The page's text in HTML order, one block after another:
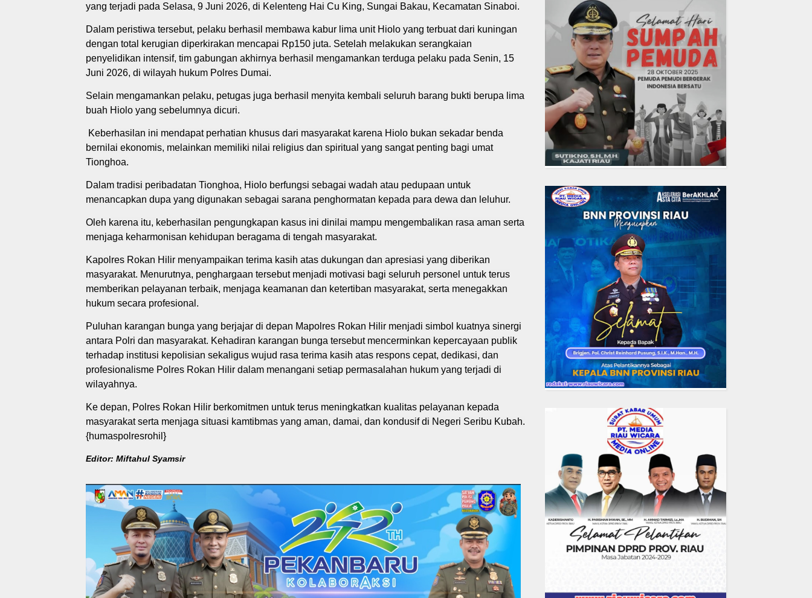
yang terjadi pada Selasa, 9 Juni 2026, di Kelenteng Hai Cu King, Sungai Bakau, Kecamatan Sinaboi.
Dalam peristiwa tersebut, pelaku berhasil membawa kabur lima unit Hiolo yang terbuat dari kuningan
dengan total kerugian diperkirakan mencapai Rp150 juta. Setelah melakukan serangkaian
penyelidikan intensif, tim gabungan akhirnya berhasil mengamankan terduga pelaku pada Senin, 15
Juni 2026, di wilayah hukum Polres Dumai.
Selain mengamankan pelaku, petugas juga berhasil menyita kembali seluruh barang bukti berupa lima
buah Hiolo yang sebelumnya dicuri.
Keberhasilan ini mendapat perhatian khusus dari masyarakat karena Hiolo bukan sekadar benda
bernilai ekonomis, melainkan memiliki nilai religius dan spiritual yang sangat penting bagi umat
Tionghoa.
Dalam tradisi peribadatan Tionghoa, Hiolo berfungsi sebagai wadah atau pedupaan untuk
menancapkan dupa yang digunakan sebagai sarana penghormatan kepada para dewa dan leluhur.
Oleh karena itu, keberhasilan pengungkapan kasus ini dinilai mampu mengembalikan rasa aman serta
menjaga keharmonisan kehidupan beragama di tengah masyarakat.
Kapolres Rokan Hilir menyampaikan terima kasih atas dukungan dan apresiasi yang diberikan
masyarakat. Menurutnya, penghargaan tersebut menjadi motivasi bagi seluruh personel untuk terus
memberikan pelayanan terbaik, menjaga keamanan dan ketertiban masyarakat, serta menegakkan
hukum secara profesional.
Puluhan karangan bunga yang berjajar di depan Mapolres Rokan Hilir menjadi simbol kuatnya sinergi
antara Polri dan masyarakat. Kehadiran karangan bunga tersebut mencerminkan kepercayaan publik
terhadap institusi kepolisian sekaligus wujud rasa terima kasih atas respons cepat, dedikasi, dan
profesionalisme Polres Rokan Hilir dalam menangani setiap permasalahan hukum yang terjadi di
wilayahnya.
Ke depan, Polres Rokan Hilir berkomitmen untuk terus meningkatkan kualitas pelayanan kepada
masyarakat serta menjaga situasi kamtibmas yang aman, damai, dan kondusif di Negeri Seribu Kubah.
{humaspolresrohil}
Editor: Miftahul Syamsir